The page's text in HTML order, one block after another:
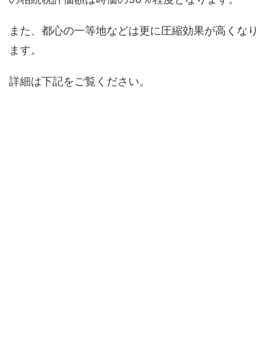
また、都心の一等地などは更に圧縮効果が高くなり
ます。
詳細は下記をご覧ください。